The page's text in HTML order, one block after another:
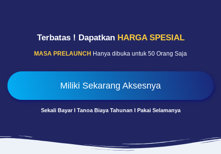
Terbatas ! Dapatkan HARGA SPESIAL
MASA PRELAUNCH Hanya dibuka untuk 50 Orang Saja
Miliki Sekarang Aksesnya
Sekali Bayar I Tanoa Biaya Tahunan I Pakai Selamanya